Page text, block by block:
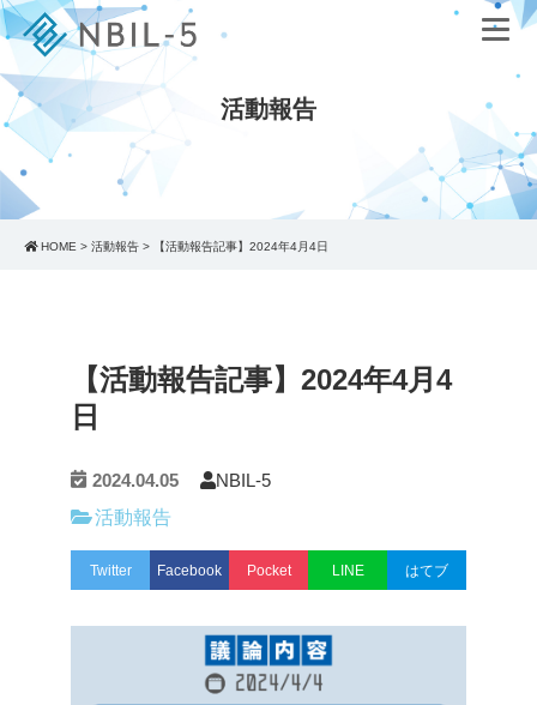
活動報告
HOME > 活動報告 > 【活動報告記事】2024年4月4日
【活動報告記事】2024年4月4
日
2024.04.05
NBIL-5
活動報告
Twitter Facebook Pocket LINE はてブ